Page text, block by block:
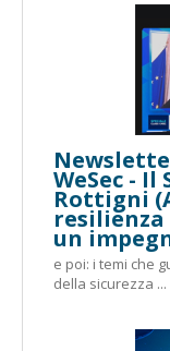
WeSec - Il
Rottigni
un
e poi: i temi che
della sicurezza ...